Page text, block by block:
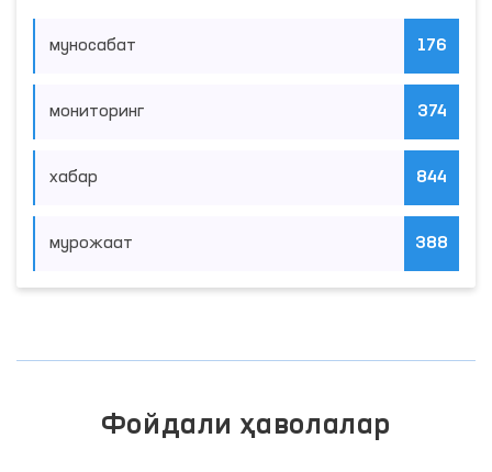
муносабат 176
мониторинг 374
хабар 844
мурожаат 388
Фойдали ҳаволалар